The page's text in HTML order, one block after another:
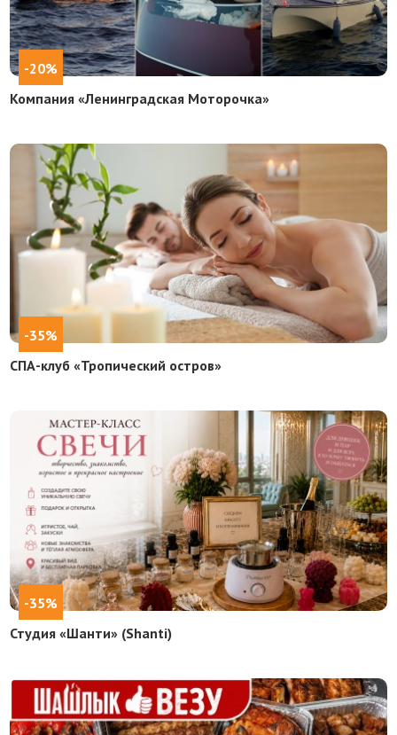
-20%
Компания «Ленинградская Моторочка»
-35%
СПА-клуб «Тропический остров»
-35%
Студия «Шанти» (Shanti)